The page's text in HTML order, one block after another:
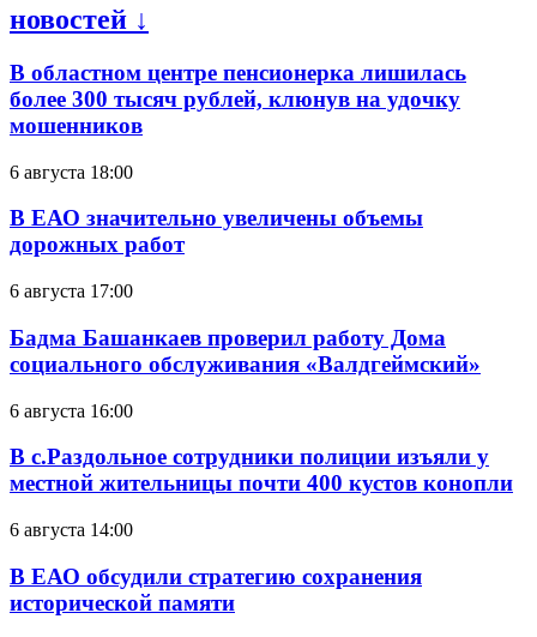
новостей ↓
В областном центре пенсионерка лишилась
более 300 тысяч рублей, клюнув на удочку
мошенников
6 августа 18:00
В ЕАО значительно увеличены объемы
дорожных работ
6 августа 17:00
Бадма Башанкаев проверил работу Дома
социального обслуживания «Валдгеймский»
6 августа 16:00
В с.Раздольное сотрудники полиции изъяли у
местной жительницы почти 400 кустов конопли
6 августа 14:00
В ЕАО обсудили стратегию сохранения
исторической памяти